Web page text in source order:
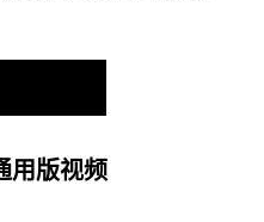
用版视频